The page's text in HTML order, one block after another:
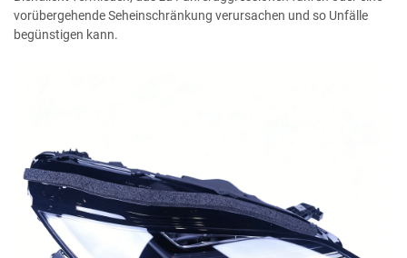
vorübergehende Seheinschränkung verursachen und so Unfälle
begünstigen kann.